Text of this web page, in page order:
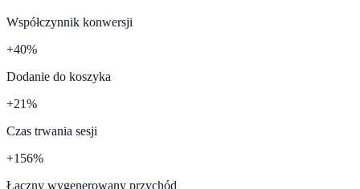
Współczynnik konwersji
+40%
Dodanie do koszyka
+21%
Czas trwania sesji
+156%
Łączny wygenerowany przychód